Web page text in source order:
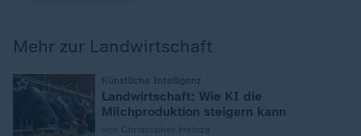
Mehr zur Landwirtschaft
Künstliche Intelligenz
:
Landwirtschaft: Wie KI die
Milchproduktion steigern kann